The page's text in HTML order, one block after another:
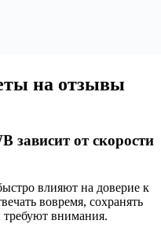
на отзывы
зависит от скорости
влияют на доверие к
вовремя, сохранять
внимания.